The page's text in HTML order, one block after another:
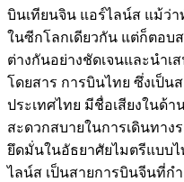
บินเทียนจิน แอร์ไลน์ส แม้ว่า
ในซีกโลกเดียวกัน แต่ก็ตอบ
ต่างกันอย่างชัดเจนและนำ
โดยสาร การบินไทย ซึ่งเป็น
ประเทศไทย มีชื่อเสียงในด้า
สะดวกสบายในการเดินทา
ยึดมั่นในอัธยาศัยไมตรีแบบ
ไลน์ส เป็นสายการบินจีนที่ก